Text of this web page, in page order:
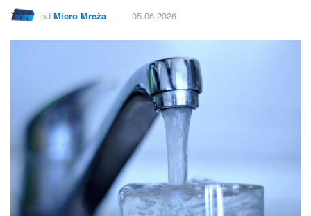
od Micro Mreža 05.06.2026.